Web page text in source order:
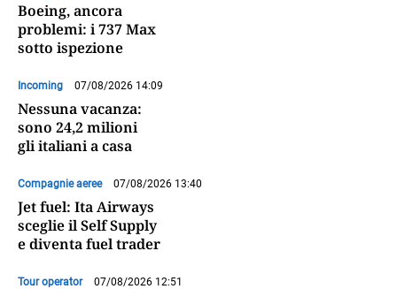
Boeing, ancora
problemi: i 737 Max
sotto ispezione
Incoming 07/08/2026 14:09
Nessuna vacanza:
sono 24,2 milioni
gli italiani a casa
Compagnie aeree 07/08/2026 13:40
Jet fuel: Ita Airways
sceglie il Self Supply
e diventa fuel trader
Tour operator 07/08/2026 12:51